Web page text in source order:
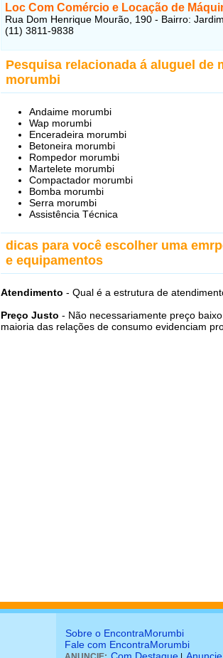
Loc Com Comércio e Locação de
Rua Dom Henrique Mourão, 190 - Bairro:
(11) 3811-9838
Pesquisa relacionada á aluguel de
morumbi
Andaime morumbi
Wap morumbi
Enceradeira morumbi
Betoneira morumbi
Rompedor morumbi
Martelete morumbi
Compactador morumbi
Bomba morumbi
Serra morumbi
Assistência Técnica
dicas para você escolher uma
e equipamentos
Atendimento - Qual é a estrutura de
Preço Justo - Não necessariamente preço
maioria das relações de consumo evidenciam
Sobre o EncontraMorumbi
Fale com EncontraMorumbi